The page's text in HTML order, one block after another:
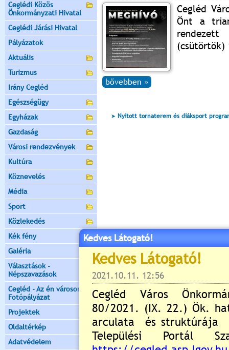
Ceglédi Közös
Önkormányzati Hivatal
Ceglédi Járási Hivatal
Pályázatok
Aktuális
Turizmus
Irány Cegléd
Egészségügy
Egyházak
Gazdaság
Városi rendezvények
Kultúra
Köznevelés
Média
Sport
Közlekedés
Kék fény
Galéria
Választások -
Népszavazások
Cegléd - Az én városom -
Fotópályázat
Projektek
Oldaltérkép
Adatvédelem
Cegléd
Önt a
rendezett
(csütörtök)
bővebben »
Nyitott tornaterem és diáksport
Kedves Látogató!